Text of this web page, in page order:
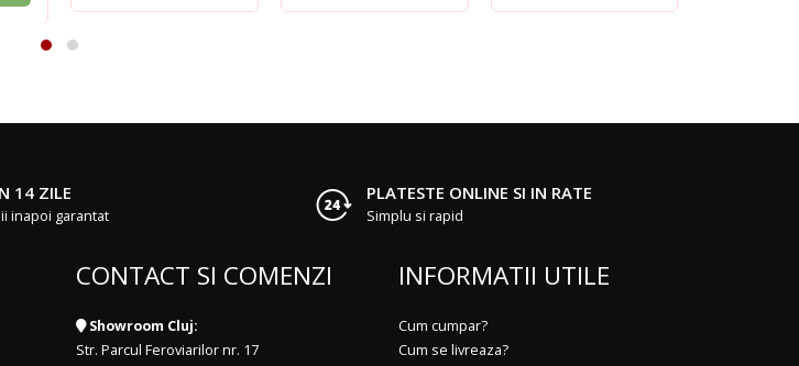
14 ZILE
inapoi garantat
PLATESTE ONLINE SI IN RATE
Simplu si rapid
CONTACT SI COMENZI
Showroom Cluj:
Str. Parcul Feroviarilor nr. 17
INFORMATII UTILE
Cum cumpar?
Cum se livreaza?